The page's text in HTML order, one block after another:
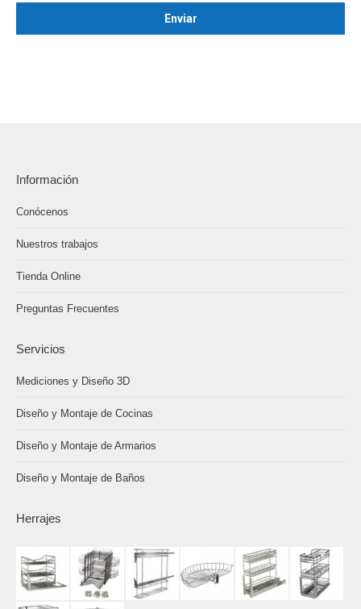
Información
Conócenos
Nuestros trabajos
Tienda Online
Preguntas Frecuentes
Servicios
Mediciones y Diseño 3D
Diseño y Montaje de Cocinas
Diseño y Montaje de Armarios
Diseño y Montaje de Baños
Herrajes